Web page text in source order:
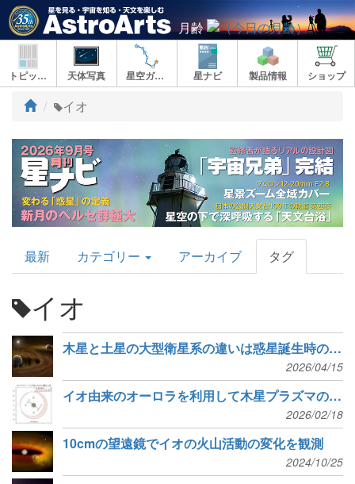
月齢
トピックス 天体写真 星空ガイド 星ナビ 製品情報 ショップ
ト
プ
イオ
AstroArts
Topics
最新 カテゴリー アーカイブ タグ
イオ
木星と土星の大型衛星系の違いは惑星誕生時の表面磁場が決めた
2026/04/15
イオ由来のオーロラを利用して木星プラズマの形を求める
2026/02/18
10cmの望遠鏡でイオの火山活動の変化を観測
2024/10/25